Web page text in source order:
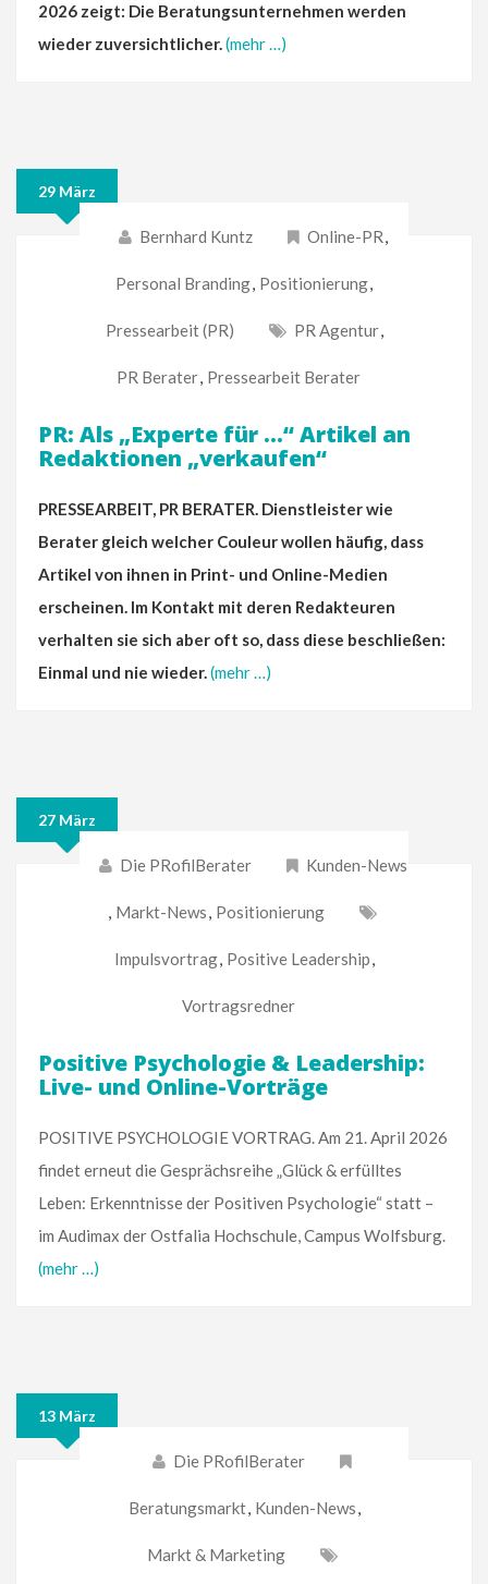
2026 zeigt: Die Beratungsunternehmen werden
wieder zuversichtlicher.(mehr …)
29 März
Bernhard Kuntz Online-PR,
Personal Branding, Positionierung,
Pressearbeit (PR) PR Agentur,
PR Berater, Pressearbeit Berater
PR: Als „Experte für …“ Artikel an
Redaktionen „verkaufen“
PRESSEARBEIT, PR BERATER. Dienstleister wie
Berater gleich welcher Couleur wollen häufig, dass
Artikel von ihnen in Print- und Online-Medien
erscheinen. Im Kontakt mit deren Redakteuren
verhalten sie sich aber oft so, dass diese beschließen:
Einmal und nie wieder.(mehr …)
27 März
Die PRofilBerater Kunden-News
, Markt-News, Positionierung
Impulsvortrag, Positive Leadership,
Vortragsredner
Positive Psychologie & Leadership:
Live- und Online-Vorträge
POSITIVE PSYCHOLOGIE VORTRAG. Am 21. April 2026
findet erneut die Gesprächsreihe „Glück & erfülltes
Leben: Erkenntnisse der Positiven Psychologie“ statt –
im Audimax der Ostfalia Hochschule, Campus Wolfsburg.
(mehr …)
13 März
Die PRofilBerater
Beratungsmarkt, Kunden-News,
Markt & Marketing